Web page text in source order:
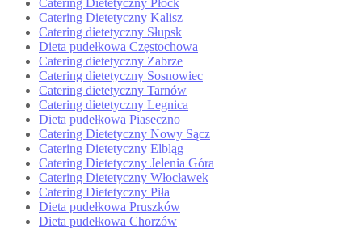
Catering Dietetyczny Płock
Catering Dietetyczny Kalisz
Catering dietetyczny Słupsk
Dieta pudełkowa Częstochowa
Catering dietetyczny Zabrze
Catering dietetyczny Sosnowiec
Catering dietetyczny Tarnów
Catering dietetyczny Legnica
Dieta pudełkowa Piaseczno
Catering Dietetyczny Nowy Sącz
Catering Dietetyczny Elbląg
Catering Dietetyczny Jelenia Góra
Catering Dietetyczny Włocławek
Catering Dietetyczny Piła
Dieta pudełkowa Pruszków
Dieta pudełkowa Chorzów